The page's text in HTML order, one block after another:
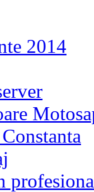
2014